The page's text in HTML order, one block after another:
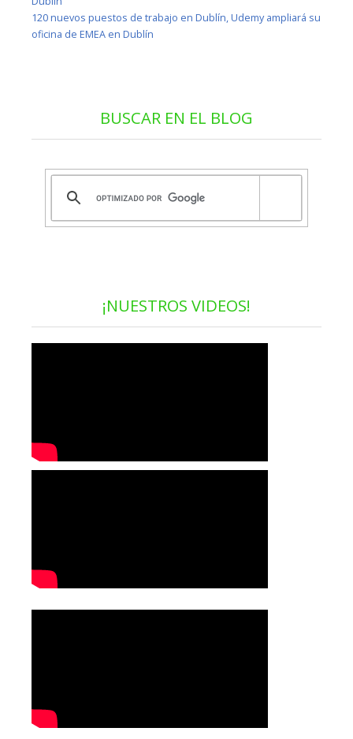
120 nuevos puestos de trabajo en Dublín, Udemy ampliará su
oficina de EMEA en Dublín
BUSCAR EN EL BLOG
¡NUESTROS VIDEOS!